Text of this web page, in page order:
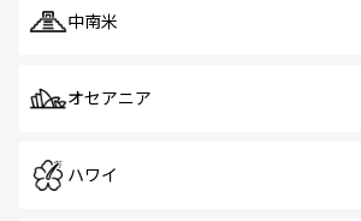
中南米
オセアニア
ハワイ